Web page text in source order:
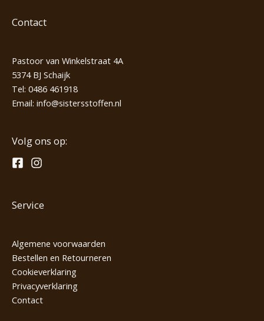
Contact
Pastoor van Winkelstraat 4A
5374 BJ Schaijk
Tel: 0486 461918
Email: info@sistersstoffen.nl
Volg ons op:
Service
Algemene voorwaarden
Bestellen en Retourneren
Cookieverklaring
Privacyverklaring
Contact